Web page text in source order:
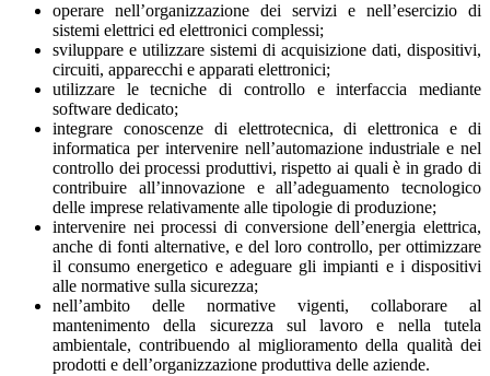
operare nell’organizzazione dei servizi e nell’esercizio di
sistemi elettrici ed elettronici complessi;
sviluppare e utilizzare sistemi di acquisizione dati, dispositivi,
circuiti, apparecchi e apparati elettronici;
utilizzare le tecniche di controllo e interfaccia mediante
software dedicato;
integrare conoscenze di elettrotecnica, di elettronica e di
informatica per intervenire nell’automazione industriale e nel
controllo dei processi produttivi, rispetto ai quali è in grado di
contribuire all’innovazione e all’adeguamento tecnologico
delle imprese relativamente alle tipologie di produzione;
intervenire nei processi di conversione dell’energia elettrica,
anche di fonti alternative, e del loro controllo, per ottimizzare
il consumo energetico e adeguare gli impianti e i dispositivi
alle normative sulla sicurezza;
nell’ambito delle normative vigenti, collaborare al
mantenimento della sicurezza sul lavoro e nella tutela
ambientale, contribuendo al miglioramento della qualità dei
prodotti e dell’organizzazione produttiva delle aziende.